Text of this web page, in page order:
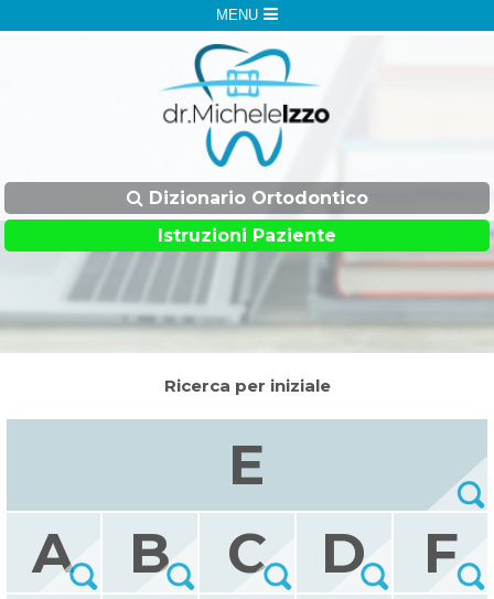
MENU
Dizionario Ortodontico
Istruzioni Paziente
Ricerca per iniziale
E
A
B C D
F